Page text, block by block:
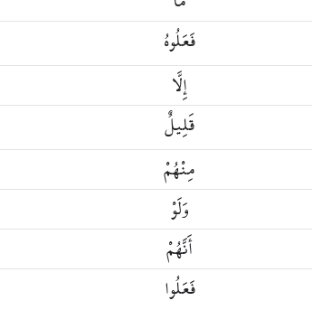
فَعَلُوهُ
إِلَّا
قَلِيلٌ
مِنْهُمْ
وَلَوْ
أَنَّهُمْ
فَعَلُوا